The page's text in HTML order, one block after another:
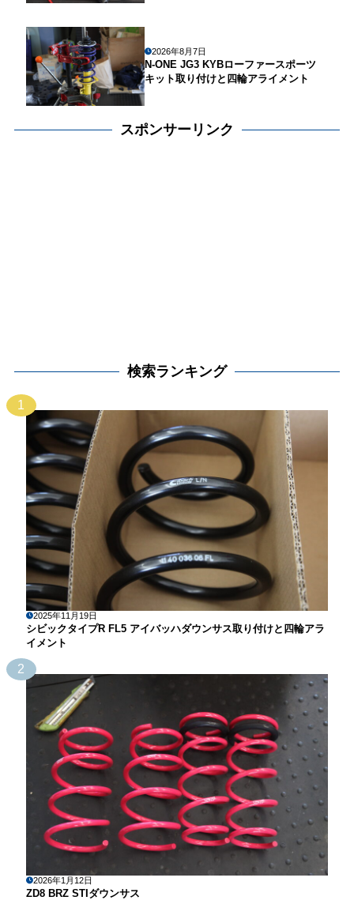
2026年8月7日
N-ONE JG3 KYBローファースポーツ
キット取り付けと四輪アライメント
スポンサーリンク
検索ランキング
1
2025年11月19日
シビックタイプR FL5 アイバッハダウンサス取り付けと四輪アラ
イメント
2
2026年1月12日
ZD8 BRZ STIダウンサス